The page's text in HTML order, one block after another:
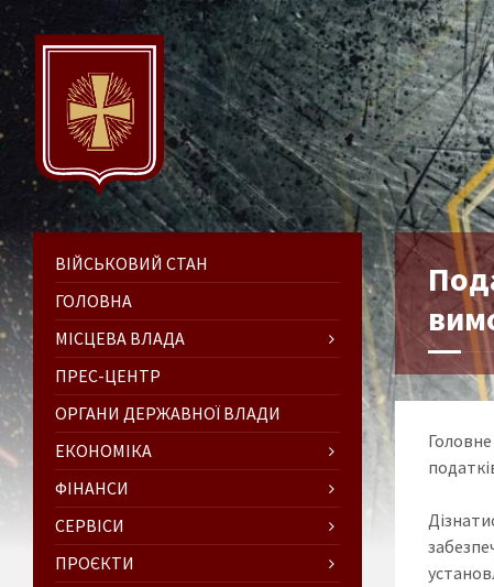
ВІЙСЬКОВИЙ СТАН
ГОЛОВНА
МІСЦЕВА ВЛАДА
ПРЕС-ЦЕНТР
ОРГАНИ ДЕРЖАВНОЇ ВЛАДИ
ЕКОНОМІКА
ФІНАНСИ
СЕРВІСИ
ПРОЄКТИ